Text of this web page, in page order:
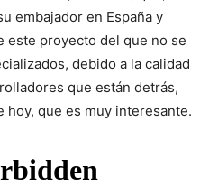
embajador en España y
este proyecto del que no se
debido a la calidad
que están detrás,
hoy, que es muy interesante.